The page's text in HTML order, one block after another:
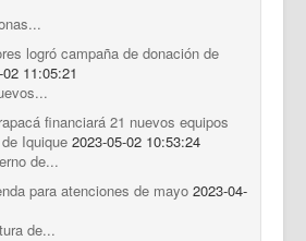
logró campaña de donación de
11:05:21
financiará 21 nuevos equipos
Iquique 2023-05-02 10:53:24
de...
para atenciones de mayo 2023-04-
de...